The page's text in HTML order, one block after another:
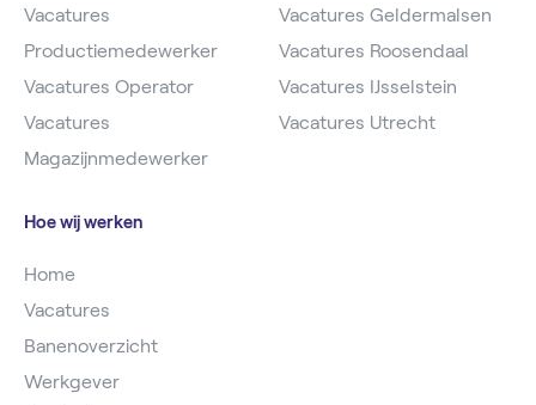
Vacatures
Productiemedewerker
Vacatures Operator
Vacatures
Magazijnmedewerker
Vacatures Geldermalsen
Vacatures Roosendaal
Vacatures IJsselstein
Vacatures Utrecht
Hoe wij werken
Home
Vacatures
Banenoverzicht
Werkgever